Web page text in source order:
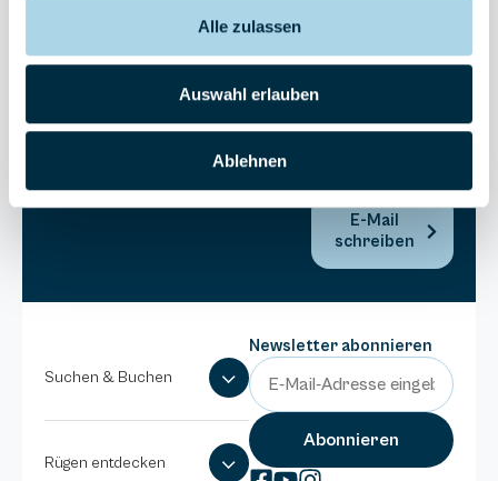
Alle zulassen
Auswahl erlauben
Ablehnen
173980
Binzer
E-Mail
schreiben
Suchen & Buchen
Rügen entdecken
Newsletter abonnieren